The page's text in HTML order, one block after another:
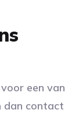
een van
dan contact